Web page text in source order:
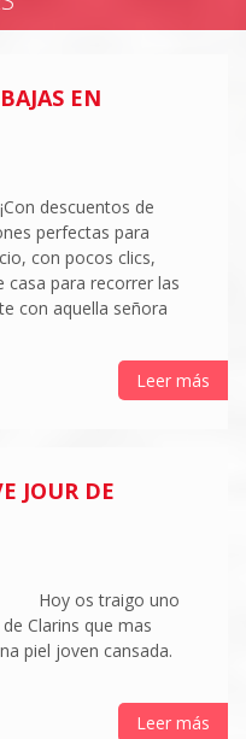
EN
descuentos de
perfectas para
con pocos clics,
casa para recorrer las
con aquella señora
Leer más
JOUR DE
Hoy os traigo uno
Clarins que mas
piel joven cansada.
Leer más